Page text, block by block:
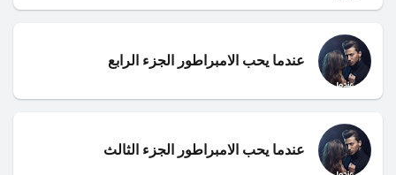
عندما يحب الامبراطور الجزء الرابع
عندما يحب الامبراطور الجزء الثالث